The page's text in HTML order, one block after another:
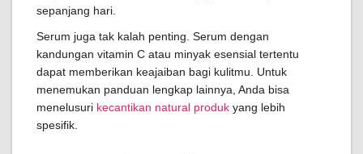
sepanjang hari.
Serum juga tak kalah penting. Serum dengan
kandungan vitamin C atau minyak esensial tertentu
dapat memberikan keajaiban bagi kulitmu. Untuk
menemukan panduan lengkap lainnya, Anda bisa
menelusuri kecantikan natural produk yang lebih
spesifik.